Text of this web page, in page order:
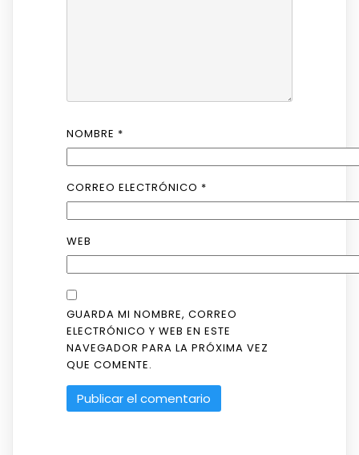
NOMBRE *
CORREO ELECTRÓNICO *
WEB
GUARDA MI NOMBRE, CORREO
ELECTRÓNICO Y WEB EN ESTE
NAVEGADOR PARA LA PRÓXIMA VEZ
QUE COMENTE.